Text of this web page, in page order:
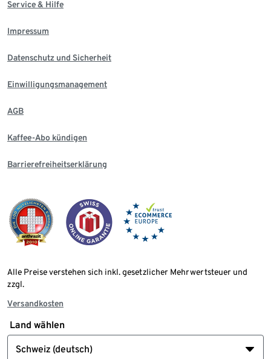
Service & Hilfe
Impressum
Datenschutz und Sicherheit
Einwilligungsmanagement
AGB
Kaffee-Abo kündigen
Barrierefreiheitserklärung
Alle Preise verstehen sich inkl. gesetzlicher Mehrwertsteuer und
zzgl.
Versandkosten
Land wählen
Schweiz (deutsch)